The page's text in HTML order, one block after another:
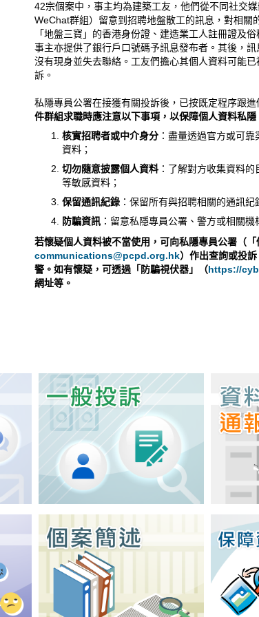
42宗個案中，事主均為建築工友，他們從不同社交
WeChat群組）留意到招聘地盤散工的訊息，對相
「地盤三寶」的香港身份證、建造業工人註冊證及
事主亦提供了銀行戶口號碼予訊息發布者。其後，
沒有現身並失去聯絡。工友們擔心其個人資料可能
訴。
私隱專員公署在接獲有關投訴後，已按既定程序跟進
件群組求職時應注意以下事項，以保障個人資料私隱
核實招聘者或中介身分 ：盡量透過官方或可
資料；
切勿隨意披露個人資料 ：了解對方收集資料
等敏感資料；
保留通訊紀錄 ：保留所有與招聘相關的通訊
防騙資訊 ：留意私隱專員公署、警方或相關
若懷疑個人資料被不當使用，可向私隱專員公署（「
communications@pcpd.org.hk）作出查詢或投
警。如有懷疑，可透過「防騙視伏器」（https://
網址等。